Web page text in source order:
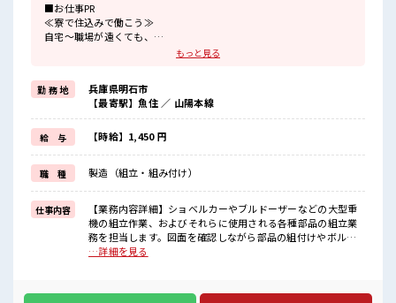
■お仕事PR
≪寮で住込みで働こう≫
自宅～職場が遠くても、
興味があれば安心して応募できちゃう！
≪経験者優遇≫
これまでの経験を活かしませんか？
ブランクがあっても大丈夫♪
経験はちょっとだけ…という方もOK！
≪稼ぎたい人向け≫
高収入を希望される方にオススメ。
残業は月20時間以上あります♪
≪ヘアカラーOKで自由な雰囲気の職場≫
明るすぎたり奇抜でなければ基本的に自由！
(規定有)≪動きやすい制服アリ≫
制服があるので、
毎日の服装の悩み解消♪
≪20代の方が多数活躍中の職場≫
もっと見る
勤 務 地
兵庫県明石市
【最寄駅】魚住 ／ 山陽本線
給 与 【時給】1,450 円
職 種 製造（組立・組み付け）
仕事内容
【業務内容詳細】ショベルカーやブルドーザーなどの大型重
機の組立作業、およびそれらに使用される各種部品の組立業
務を担当します。図面を確認しながら部品の組付けやボルト
締めを行い、完成品のチェックまで一連の工程に携わりま
ルドーザーやショベルカーの部品 ※寮アリのお仕事！一人暮
…詳細を見る